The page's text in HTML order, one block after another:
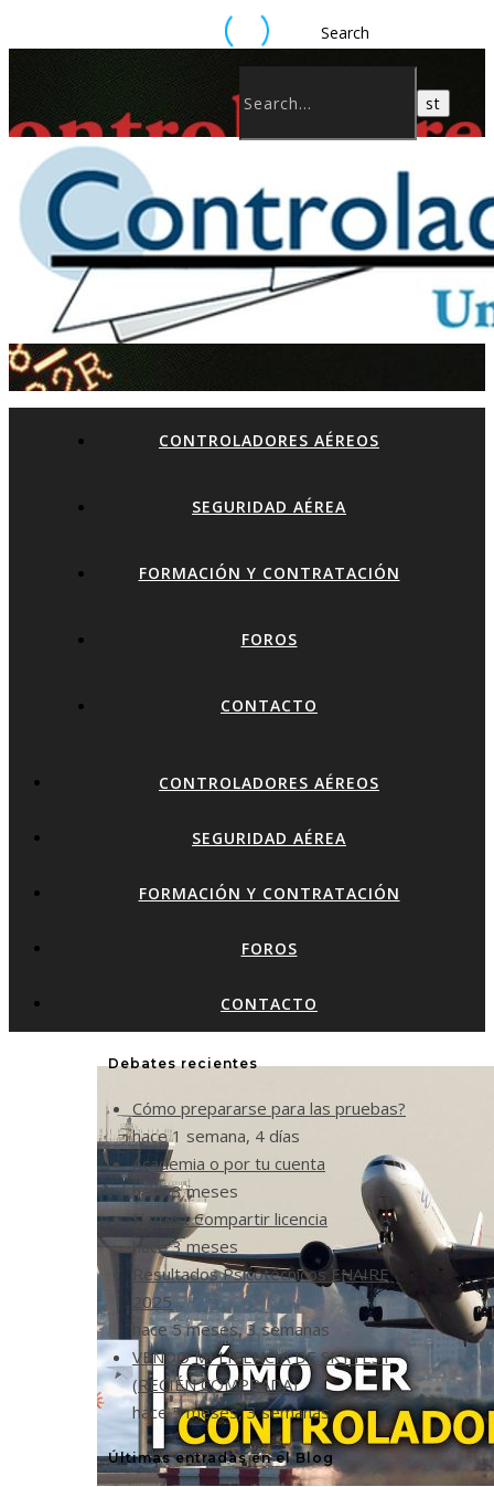
Search
CONTROLADORES AÉREOS
SEGURIDAD AÉREA
FORMACIÓN Y CONTRATACIÓN
FOROS
CONTACTO
CONTROLADORES AÉREOS
SEGURIDAD AÉREA
FORMACIÓN Y CONTRATACIÓN
FOROS
CONTACTO
Debates recientes
Cómo prepararse para las pruebas?
hace 1 semana, 4 días
Academia o por tu cuenta
hace 3 meses
Skytest Compartir licencia
hace 3 meses
Resultados Psicotécnicos ENAIRE
2025
hace 5 meses, 3 semanas
VENDO MI LICENCIA DE SKYTEST
(RECIÉN COMPRADA)
hace 5 meses, 3 semanas
Últimas entradas en el Blog